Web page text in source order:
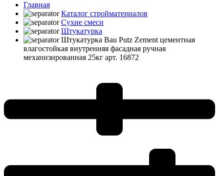
Главная
Каталог стройматериалов
Сухие смеси
Штукатурка
Штукатурка Bau Putz Zement цементная
влагостойкая внутренняя фасадная ручная
механизированная 25кг арт. 16872